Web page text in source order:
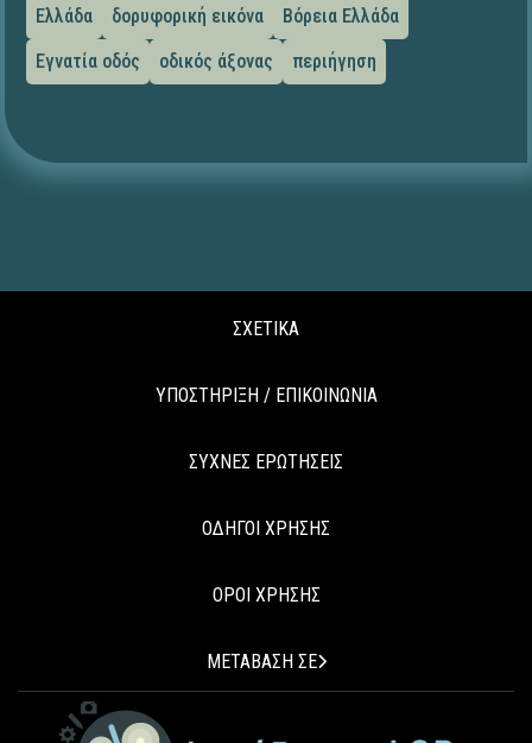
Ελλάδα
δορυφορική εικόνα
Βόρεια Ελλάδα
Εγνατία οδός
οδικός άξονας περιήγηση
ΣΧΕΤΙΚΑ
ΥΠΟΣΤΗΡΙΞΗ / ΕΠΙΚΟΙΝΩΝΙΑ
ΣΥΧΝΕΣ ΕΡΩΤΗΣΕΙΣ
ΟΔΗΓΟΙ ΧΡΗΣΗΣ
ΟΡΟΙ ΧΡΗΣΗΣ
ΜΕΤΑΒΑΣΗ ΣΕ